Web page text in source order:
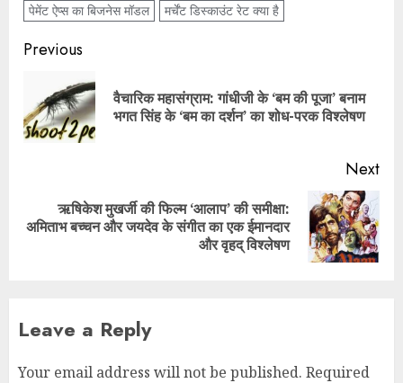
पेमेंट ऐप्स का बिजनेस मॉडल
मर्चेंट डिस्काउंट रेट क्या है
Previous
वैचारिक महासंग्राम: गांधीजी के ‘बम की पूजा’ बनाम
भगत सिंह के ‘बम का दर्शन’ का शोध-परक विश्लेषण
Next
ऋषिकेश मुखर्जी की फिल्म ‘आलाप’ की समीक्षा:
अमिताभ बच्चन और जयदेव के संगीत का एक ईमानदार
और वृहद् विश्लेषण
Leave a Reply
Your email address will not be published. Required